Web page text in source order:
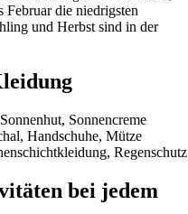
Februar die niedrigsten
und Herbst sind in der
Sonnencreme
Handschuhe, Mütze
Regenschutz
bei jedem